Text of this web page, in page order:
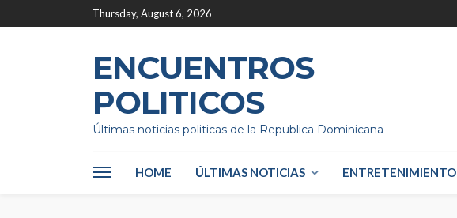
Thursday, August 6, 2026
ENCUENTROS
POLITICOS
Últimas noticias politicas de la Republica Dominicana
HOME ÚLTIMAS NOTICIAS ENTRETENIMIENTO